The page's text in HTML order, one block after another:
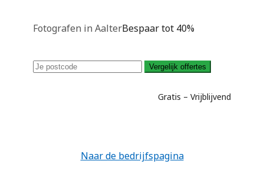
Fotografen in AalterBespaar tot 40%
Vergelijk offertes
Gratis – Vrijblijvend
Naar de bedrijfspagina